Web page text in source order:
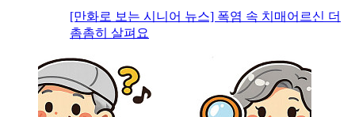
[만화로 보는 시니어 뉴스] 폭염 속 치매어르신 더
촘촘히 살펴요